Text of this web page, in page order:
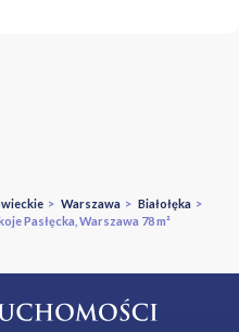
> Warszawa > Białołęka >
Pasłęcka, Warszawa 78 m²